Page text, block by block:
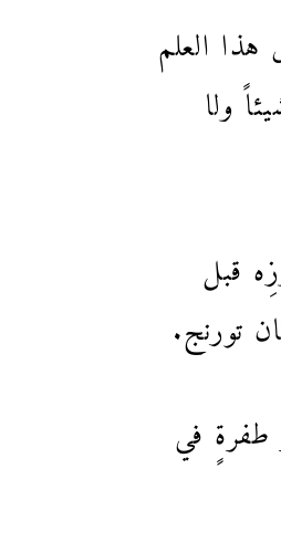
العلم
ولا
قبل
تورنج.
قبل أن يقتحم حياتَنا فعلا بدءاً من عام 2012، إثر طفرةٍ في